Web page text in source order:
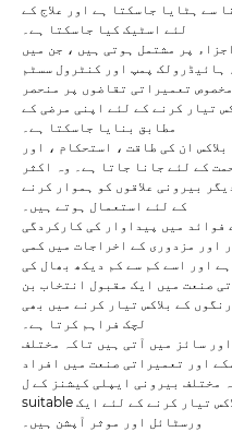
سے ہٹایا جاسکتا ہے اور علاج کے
لئے اسٹیک کیا جاسکتا ہے۔
پر مشتمل ہوتی ہیں ، جن میں
پمپ اور کنٹرول سسٹم
تعمیراتی تقاضوں پر منحصر
تیار کرنے کے لئے اپنی مرضی کے
مطابق بنایا جاسکتا ہے۔
ان کی طاقت ، استحکام ، اور
کے لئے جانا جاتا ہے۔ وہ اکثر
بیرونی علاقوں کو ہموار کرنے
کے لئے استعمال ہوتے ہیں۔
فوائد میں پیداوار کی کارکردگی
اور مزدوری کے اخراجات میں کمی
اور اسے کم سے کم دیکھ بھال کی
صنعت میں ایک مقبول انتخاب بن
کے بلاکس تیار کرنے میں بھی
لچک فراہم کرتا ہے۔
سائز میں آتی ہیں تاکہ مختلف
اور تعمیراتی صنعت میں افراد
مختلف بیرونی ایپلی کیشنز کے ل
suitable موزوں اعلی معیار کے انٹلاکنگ بلاکس تیار کرنے کے لئے ایک
ورسٹائل اور موثر آپشن ہیں۔